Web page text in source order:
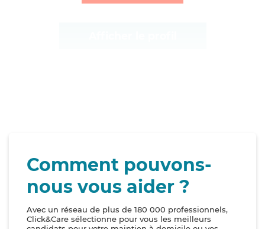
Comment pouvons-
nous vous aider ?
Avec un réseau de plus de 180 000 professionnels,
Click&Care sélectionne pour vous les meilleurs